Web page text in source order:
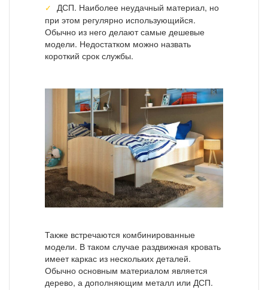
ДСП. Наиболее неудачный материал, но
при этом регулярно использующийся.
Обычно из него делают самые дешевые
модели. Недостатком можно назвать
короткий срок службы.
Также встречаются комбинированные
модели. В таком случае раздвижная кровать
имеет каркас из нескольких деталей.
Обычно основным материалом является
дерево, а дополняющим металл или ДСП.